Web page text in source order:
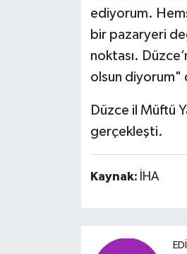
ediyorum.
bir pazaryeri
noktası.
olsun diyorum"
Düzce il Müftü
gerçekleşti.
Kaynak: İHA